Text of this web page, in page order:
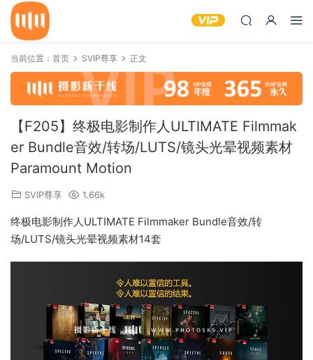
当前位置： 首页 SVIP尊享 正文
【F205】终极电影制作人ULTIMATE Filmmak
er Bundle音效/转场/LUTS/镜头光晕视频素材
Paramount Motion
SVIP尊享 1.66k
终极电影制作人ULTIMATE Filmmaker Bundle音效/转
场/LUTS/镜头光晕视频素材14套